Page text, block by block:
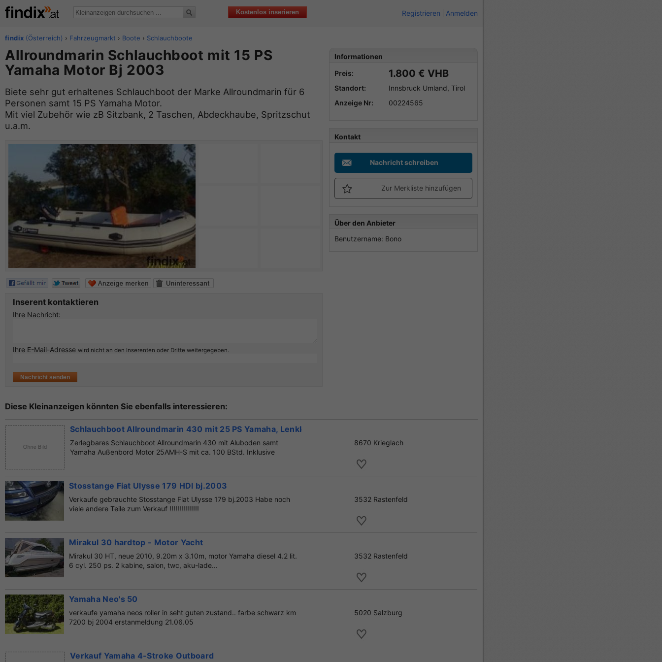
Kostenlos inserieren Registrieren Anmelden
findix (Österreich) › Fahrzeugmarkt › Boote › Schlauchboote
Allroundmarin Schlauchboot mit 15 PS
Yamaha Motor Bj 2003
Biete sehr gut erhaltenes Schlauchboot der Marke Allroundmarin für 6
Personen samt 15 PS Yamaha Motor.
Mit viel Zubehör wie zB Sitzbank, 2 Taschen, Abdeckhaube, Spritzschut
u.a.m.
Inserent kontaktieren
Ihre Nachricht:
Ihre E-Mail-Adresse wird nicht an den Inserenten oder Dritte weitergegeben.
Informationen
Preis:
1.800 € VHB
Standort:
Innsbruck Umland, Tirol
Anzeige Nr:
00224565
Kontakt
Nachricht schreiben
Zur Merkliste hinzufügen
Über den Anbieter
Benutzername: Bono
Diese Kleinanzeigen könnten Sie ebenfalls interessieren:
Schlauchboot Allroundmarin 430 mit 25 PS Yamaha, Lenkkonsole mit
Zerlegbares Schlauchboot Allroundmarin 430 mit Aluboden samt
Yamaha Außenbord Motor 25AMH-S mit ca. 100 BStd. Inklusive
8670 Krieglach
Stosstange Fiat Ulysse 179 HDI bj.2003
Verkaufe gebrauchte Stosstange Fiat Ulysse 179 bj.2003 Habe noch
viele andere Teile zum Verkauf !!!!!!!!!!!!!!!
3532 Rastenfeld
Mirakul 30 hardtop - Motor Yacht
Mirakul 30 HT, neue 2010, 9.20m x 3.10m, motor Yamaha diesel 4.2 lit.
6 cyl. 250 ps. 2 kabine, salon, twc, aku-lade...
3532 Rastenfeld
Yamaha Neo's 50
verkaufe yamaha neos roller in seht guten zustand.. farbe schwarz km
7200 bj 2004 erstanmeldung 21.06.05
5020 Salzburg
Verkauf Yamaha 4-Stroke Outboard